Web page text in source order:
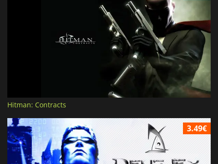
Hitman: Contracts
3.49€